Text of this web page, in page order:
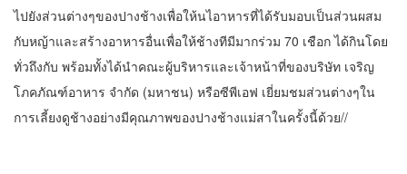
ไปยังส่วนต่างๆของปางช้างเพื่อให้นไอาหารที่ได้รับมอบเป็นส่วนผสม
กับหญ้าและสร้างอาหารอื่นเพื่อให้ช้างทีมีมากร่วม 70 เชือก ได้กินโดย
ทั่วถึงกับ พร้อมทั้งได้นำคณะผู้บริหารและเจ้าหน้าที่ของบริษัท เจริญ
โภคภัณฑ์อาหาร จำกัด (มหาชน) หรือซีพีเอฟ เยี่ยมชมส่วนต่างๆใน
การเลี้ยงดูช้างอย่างมีคุณภาพของปางช้างแม่สาในครั้งนี้ด้วย//